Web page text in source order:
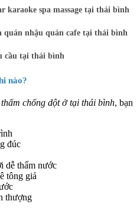
karaoke spa massage tại thái bình
quán nhậu quán cafe tại thái bình
cầu tại thái bình
nào?
chống dột ở tại thái bình, bạn
đúc
dễ thấm nước
tông giả
thượng